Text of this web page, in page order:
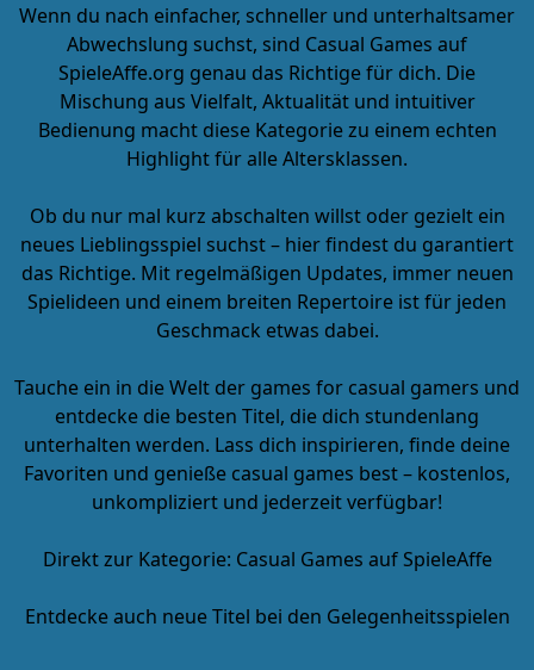
Wenn du nach einfacher, schneller und unterhaltsamer
Abwechslung suchst, sind Casual Games auf
SpieleAffe.org genau das Richtige für dich. Die
Mischung aus Vielfalt, Aktualität und intuitiver
Bedienung macht diese Kategorie zu einem echten
Highlight für alle Altersklassen.
Ob du nur mal kurz abschalten willst oder gezielt ein
neues Lieblingsspiel suchst – hier findest du garantiert
das Richtige. Mit regelmäßigen Updates, immer neuen
Spielideen und einem breiten Repertoire ist für jeden
Geschmack etwas dabei.
Tauche ein in die Welt der games for casual gamers und
entdecke die besten Titel, die dich stundenlang
unterhalten werden. Lass dich inspirieren, finde deine
Favoriten und genieße casual games best– kostenlos,
unkompliziert und jederzeit verfügbar!
Direkt zur Kategorie: Casual Games auf SpieleAffe
Entdecke auch neue Titel bei den Gelegenheitsspielen